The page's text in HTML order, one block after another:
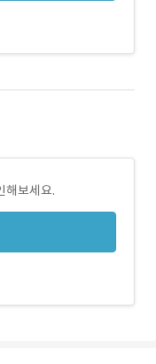
해보세요.